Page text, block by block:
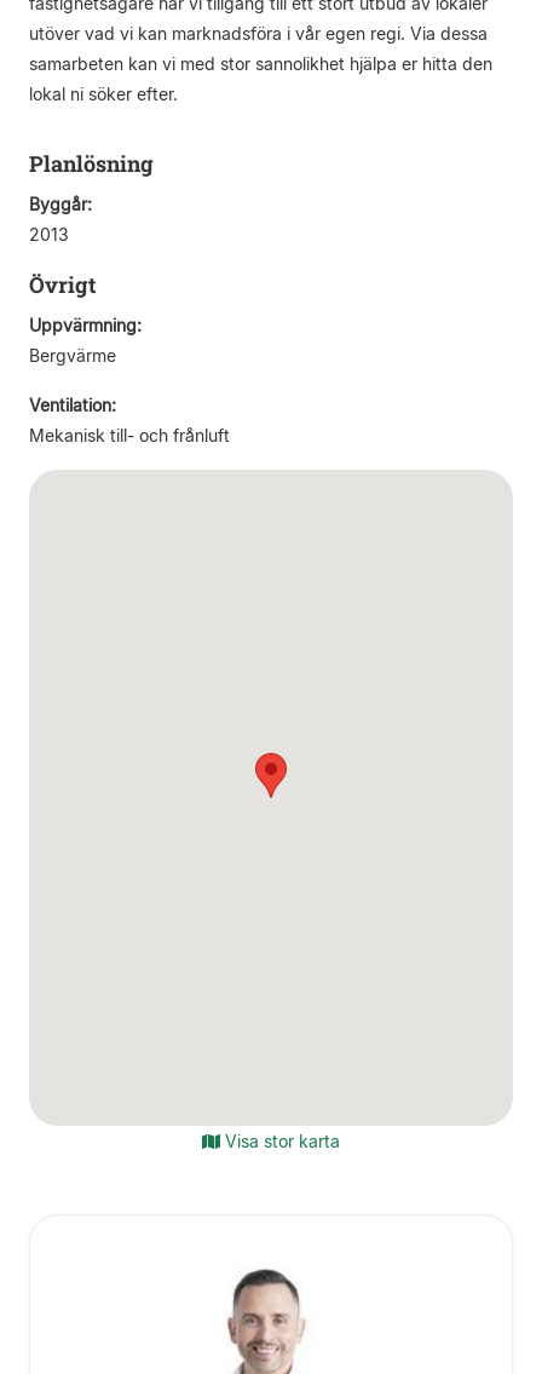
utöver vad vi kan marknadsföra i vår egen regi. Via dessa
samarbeten kan vi med stor sannolikhet hjälpa er hitta den
lokal ni söker efter.
Planlösning
Byggår:
2013
Övrigt
Uppvärmning:
Bergvärme
Ventilation:
Mekanisk till- och frånluft
Visa stor karta